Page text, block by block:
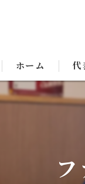
ホーム 代